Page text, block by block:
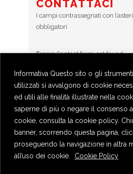
Informativa Questo sito o gli
utilizzati si avvalgono di cookie
ed utili alle finalità illustrate nella
saperne di più o negare il consenso
cookie, consulta la cookie policy.
banner, scorrendo questa pagina,
proseguendo la navigazione in altra
all’uso dei cookie.
Cookie Policy
CONTATTACI
I campi contrassegnati con
obbligatori
Error:Contact form not found.
BOOKINGS
Prenotazioni chiuse
Privacy Policy